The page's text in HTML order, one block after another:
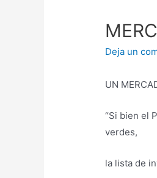
Deja un
UN
“Si bien el
verdes,
la lista de